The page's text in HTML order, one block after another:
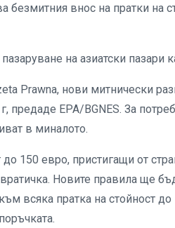
безмитния внос на пратки на
на азиатски
Prawna, нови митнически
предаде EPA/BGNES. За
в миналото.
до 150 евро, пристигащи от
Новите правила ще
всяка пратка на стойност